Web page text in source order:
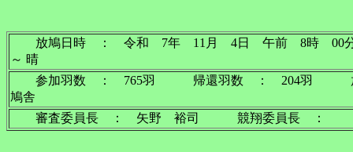
放鳩日時 ： 令和 7年 11月 4日 午前 8
～ 晴
参加羽数 ： 765羽 帰還羽数 ： 204羽
鳩舎
審査委員長 ： 矢野 裕司 競翔委員長 ：